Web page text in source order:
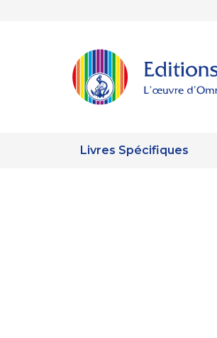
Livres Spécifiques